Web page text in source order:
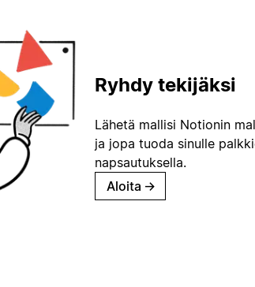
Ryhdy tekijäksi
Lähetä mallisi Notionin
ja jopa tuoda sinulle
napsautuksella.
Aloita →